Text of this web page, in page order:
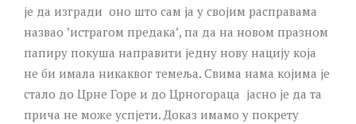
је да изгради оно што сам ја у својим расправама
назвао ʼистрагом предакаʼ, па да на новом празном
папиру покуша направити једну нову нацију која
не би имала никаквог темеља. Свима нама којима је
стало до Црне Горе и до Црногораца јасно је да та
прича не може успјети. Доказ имамо у покрету